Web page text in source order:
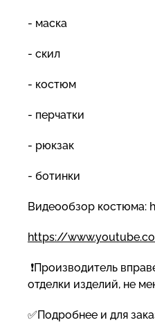
- маска
- скил
- костюм
- перчатки
- рюкзак
- ботинки
Видеообзор костюма:
https://
❗Производитель
отделки изделий, не
✅Подробнее и для